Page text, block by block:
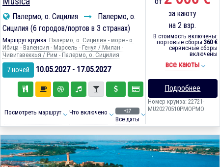
Палермо, о. Сицилия
Палермо, о.
Сицилия (6 городов/портов в 3 странах)
Маршрут круиза: Палермо, о. Сицилия - море - о.
Ибица - Валенсия - Марсель - Генуя / Милан -
Чивитавеккья / Рим - Палермо, о. Сицилия
7 ночей 10.05.2027 - 17.05.2027
Посмотреть маршрут Что включено +27
Все даты
за каюту
на 2 взр.
В стоимость включены:
портовые сборы 360 €
сервисные сборы
включены
все каюты
Подробнее
Номер круиза: 22721-
MU20270510PMOPMO